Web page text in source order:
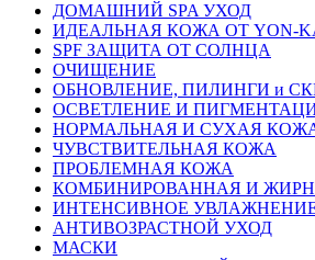
ДОМАШНИЙ SPA УХОД
ИДЕАЛЬНАЯ КОЖА ОТ YON-
SPF ЗАЩИТА ОТ СОЛНЦА
ОЧИЩЕНИЕ
ОБНОВЛЕНИЕ, ПИЛИНГИ и
ОСВЕТЛЕНИЕ И
НОРМАЛЬНАЯ И СУХАЯ
ЧУВСТВИТЕЛЬНАЯ КОЖА
ПРОБЛЕМНАЯ КОЖА
КОМБИНИРОВАННАЯ И
ИНТЕНСИВНОЕ
АНТИВОЗРАСТНОЙ УХОД
МАСКИ